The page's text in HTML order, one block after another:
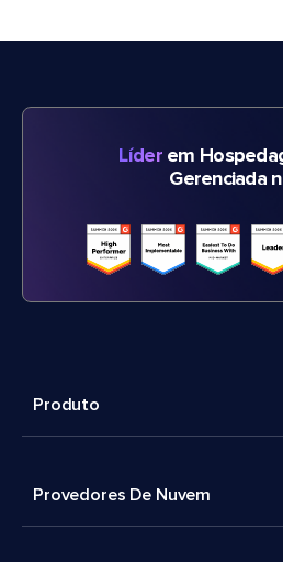
Líderem
Gerenciada
Produto
Provedores De Nuvem